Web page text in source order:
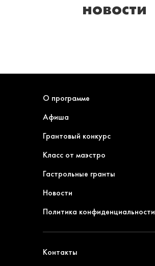
новости
О программе
Афиша
Грантовый конкурс
Класс от маэстро
Гастрольные гранты
Новости
Политика конфиденциальности
Контакты